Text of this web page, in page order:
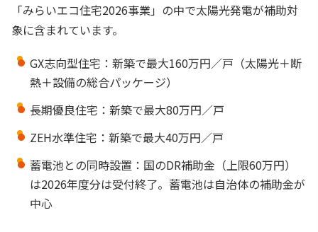
「みらいエコ住宅2026事業」の中で太陽光発電が補助対
象に含まれています。
GX志向型住宅：新築で最大160万円／戸（太陽光＋断
熱＋設備の総合パッケージ）
長期優良住宅：新築で最大80万円／戸
ZEH水準住宅：新築で最大40万円／戸
蓄電池との同時設置：国のDR補助金（上限60万円）
は2026年度分は受付終了。蓄電池は自治体の補助金が
中心